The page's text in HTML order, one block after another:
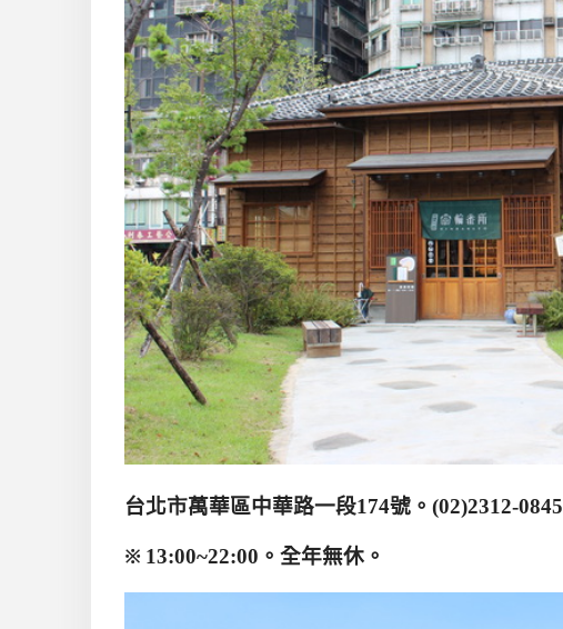
台北市萬華區中華路一段174號。 (02)2312-0845
※ 13:00~22:00 。全年無休。